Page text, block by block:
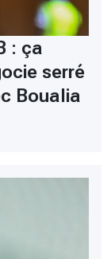
: ça
serré
Boualia